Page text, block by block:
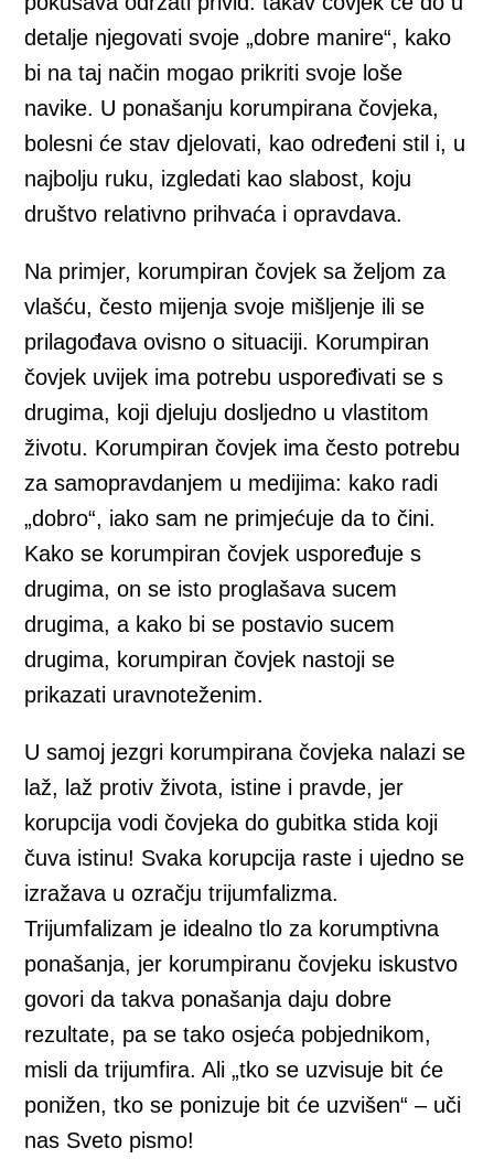
detalje njegovati svoje „dobre manire“, kako
bi na taj način mogao prikriti svoje loše
navike. U ponašanju korumpirana čovjeka,
bolesni će stav djelovati, kao određeni stil i, u
najbolju ruku, izgledati kao slabost, koju
društvo relativno prihvaća i opravdava.
Na primjer, korumpiran čovjek sa željom za
vlašću, često mijenja svoje mišljenje ili se
prilagođava ovisno o situaciji. Korumpiran
čovjek uvijek ima potrebu uspoređivati se s
drugima, koji djeluju dosljedno u vlastitom
životu. Korumpiran čovjek ima često potrebu
za samopravdanjem u medijima: kako radi
„dobro“, iako sam ne primjećuje da to čini.
Kako se korumpiran čovjek uspoređuje s
drugima, on se isto proglašava sucem
drugima, a kako bi se postavio sucem
drugima, korumpiran čovjek nastoji se
prikazati uravnoteženim.
U samoj jezgri korumpirana čovjeka nalazi se
laž, laž protiv života, istine i pravde, jer
korupcija vodi čovjeka do gubitka stida koji
čuva istinu! Svaka korupcija raste i ujedno se
izražava u ozračju trijumfalizma.
Trijumfalizam je idealno tlo za korumptivna
ponašanja, jer korumpiranu čovjeku iskustvo
govori da takva ponašanja daju dobre
rezultate, pa se tako osjeća pobjednikom,
misli da trijumfira. Ali „tko se uzvisuje bit će
ponižen, tko se ponizuje bit će uzvišen“ – uči
nas Sveto pismo!